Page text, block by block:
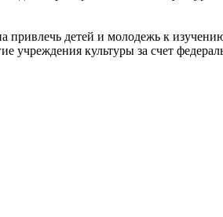
детей и молодежь к
культуры за счет